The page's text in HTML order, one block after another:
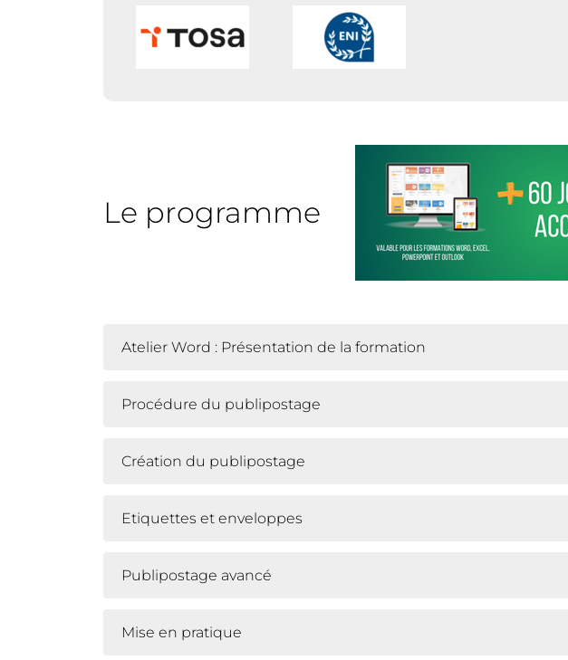
Le programme
Atelier Word : Présentation de la formation
Procédure du publipostage
Création du publipostage
Etiquettes et enveloppes
Publipostage avancé
Mise en pratique